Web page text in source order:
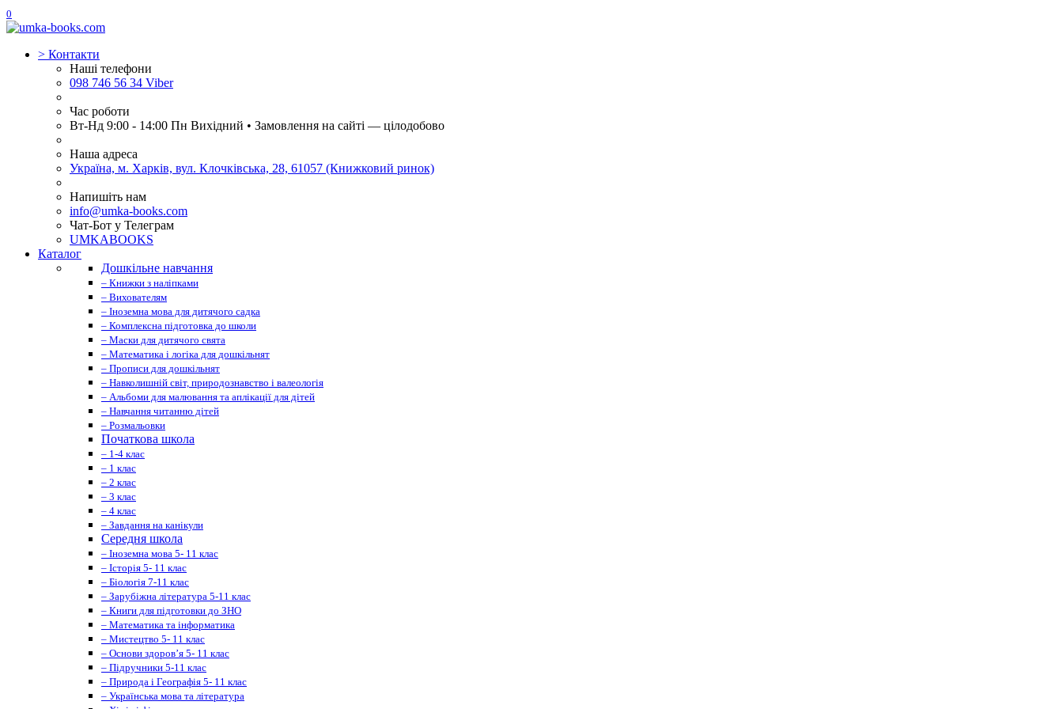
0
> Контакти
Наші телефони
098 746 56 34 Viber
Час роботи
Вт-Нд 9:00 - 14:00 Пн Вихідний • Замовлення на сайті — цілодобово
Наша адреса
Україна, м. Харків, вул. Клочківська, 28, 61057 (Книжковий ринок)
Напишіть нам
info@umka-books.com
Чат-Бот у Телеграм
UMKABOOKS
Каталог
Дошкільне навчання
– Книжки з наліпками
– Вихователям
– Іноземна мова для дитячого садка
– Комплексна підготовка до школи
– Маски для дитячого свята
– Математика і логіка для дошкільнят
– Прописи для дошкільнят
– Навколишній світ, природознавство і валеологія
– Альбоми для малювання та аплікації для дітей
– Навчання читанню дітей
– Розмальовки
Початкова школа
– 1-4 клас
– 1 клас
– 2 клас
– 3 клас
– 4 клас
– Завдання на канікули
Середня школа
– Іноземна мова 5- 11 клас
– Історія 5- 11 клас
– Біологія 7-11 клас
– Зарубіжна література 5-11 клас
– Книги для підготовки до ЗНО
– Математика та інформатика
– Мистецтво 5- 11 клас
– Основи здоров’я 5- 11 клас
– Підручники 5-11 клас
– Природа і Географія 5- 11 клас
– Українська мова та література